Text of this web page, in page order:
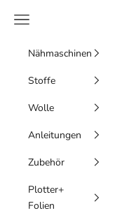
Menü
Nähmaschinen
Stoffe
Wolle
Anleitungen
Zubehör
Plotter+
Folien